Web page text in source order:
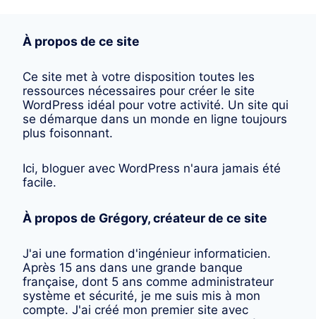
À propos de ce site
Ce site met à votre disposition toutes les
ressources nécessaires pour créer le site
WordPress idéal pour votre activité. Un site qui
se démarque dans un monde en ligne toujours
plus foisonnant.
Ici, bloguer avec WordPress n'aura jamais été
facile.
À propos de Grégory, créateur de ce site
J'ai une formation d'ingénieur informaticien.
Après 15 ans dans une grande banque
française, dont 5 ans comme administrateur
système et sécurité, je me suis mis à mon
compte. J'ai créé mon premier site avec